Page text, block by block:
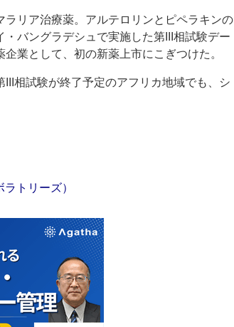
リア治療薬。アルテロリンとピペラキンの
バングラデシュで実施した第III相試験デー
業として、初の新薬上市にこぎつけた。
相試験が終了予定のアフリカ地域でも、シ
トリーズ）